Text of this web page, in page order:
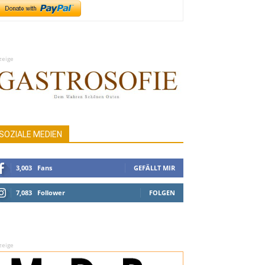
MEDIEN
3,003 Fans GEFÄLLT MIR
7,083 Follower FOLGEN